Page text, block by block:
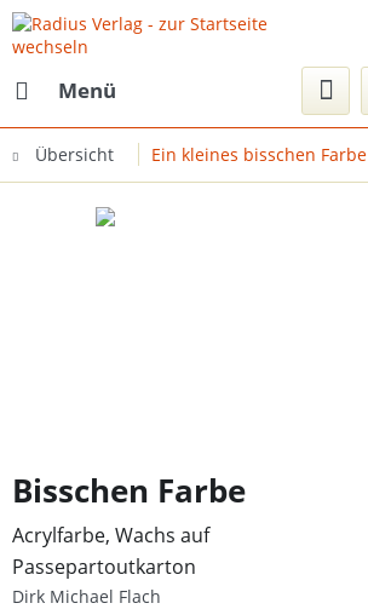
Menü
Übersicht Ein kleines bisschen Farbe
Bisschen Farbe
Acrylfarbe, Wachs auf
Passepartoutkarton
Dirk Michael Flach